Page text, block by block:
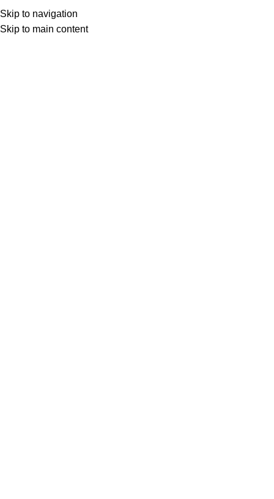
Skip to navigation
Skip to main content